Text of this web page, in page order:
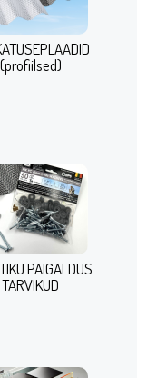
(profiilsed)
PAIGALDUS
TARVIKUD